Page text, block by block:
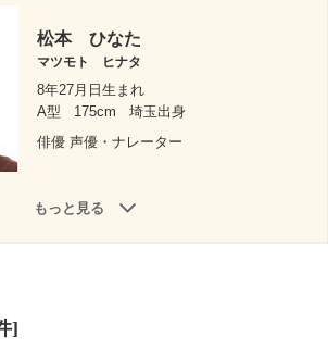
松本 ひなた
マツモト ヒナタ
8年27月日生まれ
A型
175cm
埼玉出身
俳優 声優・ナレーター
もっと見る
]